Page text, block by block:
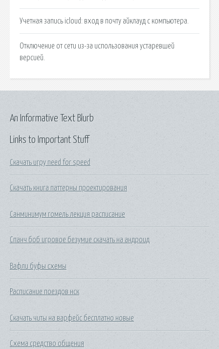
Учетная запись icloud: вход в почту айклауд с компьютера.
Отключение от сети из-за использования устаревшей
версией.
Links to Important Stuff
Скачать игру need for speed
Скачать книга паттерны проектирования
Санминимум гомель лекция расписание
Спанч боб игровое безумие скачать на андроид
Вафли буфы схемы
Расписание поездов нск
Скачать читы на варфейс бесплатно новые
Схема средство общения
An Informative Text Blurb